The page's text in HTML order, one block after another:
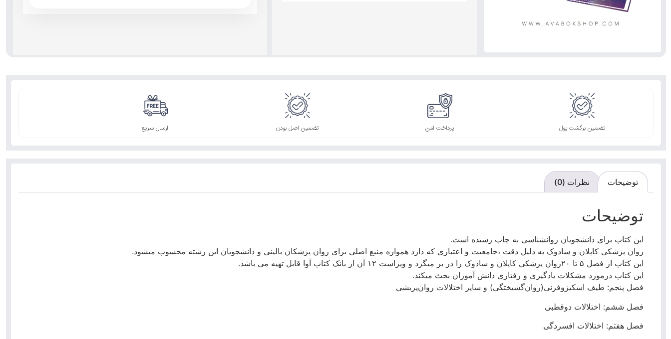
تضمین برگشت پول پرداخت امن تضمین اصل بودن ارسال سریع
توضیحات نظرات (0)
توضیحات
این کتاب برای دانشجویان روانشناسی به چاپ رسیده است.
روان پزشکی کاپلان و سادوک به دلیل دقت ،جامعیت و اعتباری که دارد همواره منبع اصلی برای روان پزشکان بالینی و دانشجویان این رشته محسوب میشود‌.
این کتاب از فصل ۵ تا ۲۰روان پزشکی کاپلان و سادوک را در بر میگرد و ویراست ۱۲ آن از بانک کتاب آوا قابل تهیه می باشد.
این کتاب درمورد مشکلات یادگیری و رفتاری دانش آموزان بحث میکند.
فصل پنجم: طیف اسکیزوفرنی(روان‌گسیختگی) و سایر اختلالات روان‌پریشی
فصل ششم: اختلالات دوقطبی
فصل هفتم: اختلالات افسردگی